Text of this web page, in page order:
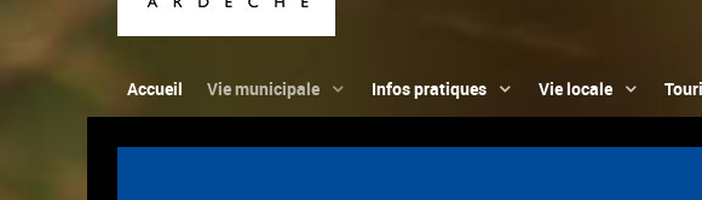
Accueil Vie municipale Infos pratiques Vie locale